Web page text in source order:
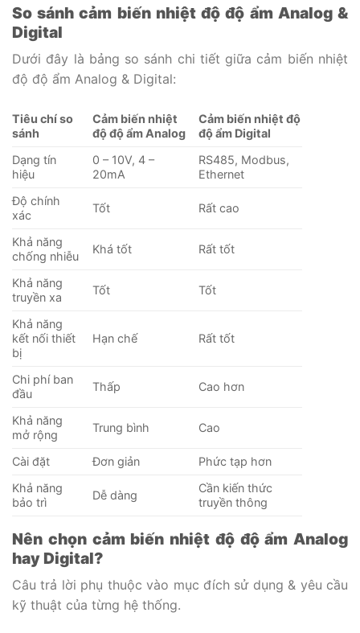
So sánh cảm biến nhiệt độ độ ẩm Analog &
Digital
Dưới đây là bảng so sánh chi tiết giữa cảm biến nhiệt
độ độ ẩm Analog & Digital:
Tiêu chí so
sánh
Cảm biến nhiệt
độ độ ẩm Analog
Cảm biến nhiệt độ
độ ẩm Digital
Dạng tín
hiệu
0 – 10V, 4 –
20mA
RS485, Modbus,
Ethernet
Độ chính
xác
Tốt Rất cao
Khả năng
chống nhiễu
Khá tốt Rất tốt
Khả năng
truyền xa
Tốt Tốt
Khả năng
kết nối thiết
bị
Hạn chế Rất tốt
Chi phí ban
đầu
Thấp Cao hơn
Khả năng
mở rộng
Trung bình Cao
Cài đặt Đơn giản
Phức tạp hơn
Khả năng
bảo trì
Dễ dàng
Cần kiến thức
truyền thông
Nên chọn cảm biến nhiệt độ độ ẩm Analog
hay Digital?
Câu trả lời phụ thuộc vào mục đích sử dụng & yêu cầu
kỹ thuật của từng hệ thống.